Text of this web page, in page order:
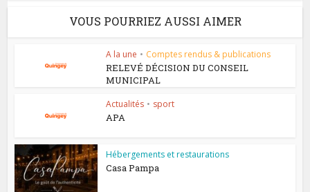
VOUS POURRIEZ AUSSI AIMER
A la une • Comptes rendus & publications
RELEVÉ DÉCISION DU CONSEIL
MUNICIPAL
Actualités • sport
APA
Hébergements et restaurations
Casa Pampa